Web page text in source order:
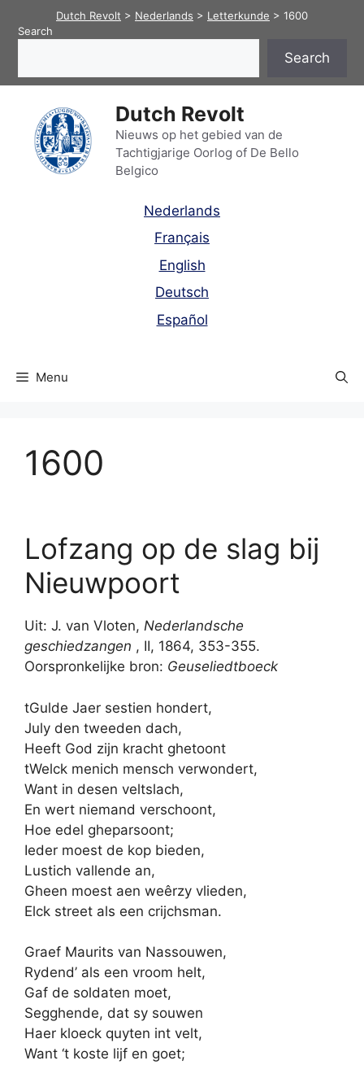
Dutch Revolt > Nederlands > Letterkunde > 1600
Search
Search
Dutch Revolt
Nieuws op het gebied van de
Tachtigjarige Oorlog of De Bello
Belgico
Nederlands
Français
English
Deutsch
Español
Menu
1600
Lofzang op de slag bij
Nieuwpoort
Uit: J. van Vloten, Nederlandsche
geschiedzangen , II, 1864, 353-355.
Oorspronkelijke bron: Geuseliedtboeck
tGulde Jaer sestien hondert,
July den tweeden dach,
Heeft God zijn kracht ghetoont
tWelck menich mensch verwondert,
Want in desen veltslach,
En wert niemand verschoont,
Hoe edel gheparsoont;
Ieder moest de kop bieden,
Lustich vallende an,
Gheen moest aen weêrzy vlieden,
Elck street als een crijchsman.
Graef Maurits van Nassouwen,
Rydend’ als een vroom helt,
Gaf de soldaten moet,
Segghende, dat sy souwen
Haer kloeck quyten int velt,
Want ‘t koste lijf en goet;